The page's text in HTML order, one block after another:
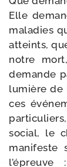
Elle
mala­dies
atteints,
notre
demande
lumière de
ces
social, le
mani­feste